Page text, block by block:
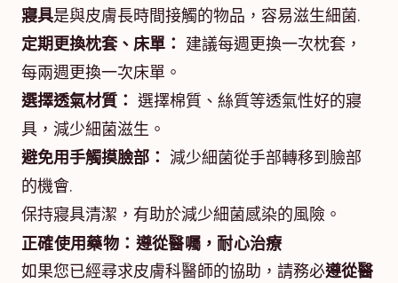
寢具是與皮膚長時間接觸的物品，容易滋生細菌.
定期更換枕套、床單： 建議每週更換一次枕套，
每兩週更換一次床單。
選擇透氣材質： 選擇棉質、絲質等透氣性好的寢
具，減少細菌滋生。
避免用手觸摸臉部： 減少細菌從手部轉移到臉部
的機會.
保持寢具清潔，有助於減少細菌感染的風險。
正確使用藥物：遵從醫囑，耐心治療
如果您已經尋求皮膚科醫師的協助，請務必遵從醫